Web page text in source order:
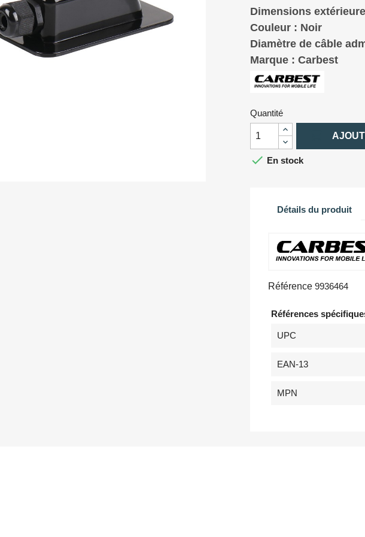
Dimensions
Couleur : Noir
Diamètre de câble
Marque : Carbest
Quantité
 En stock
Détails du produit
Référence 9936464
Références
UPC
EAN-13
MPN